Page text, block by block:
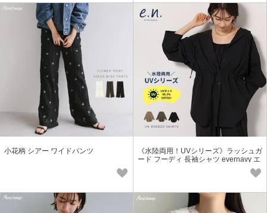
小花柄 シアー ワイドパンツ
《水陸両用！UVシリーズ》ラッシュガ
ード フーディ 長袖シャツ evernavy エ